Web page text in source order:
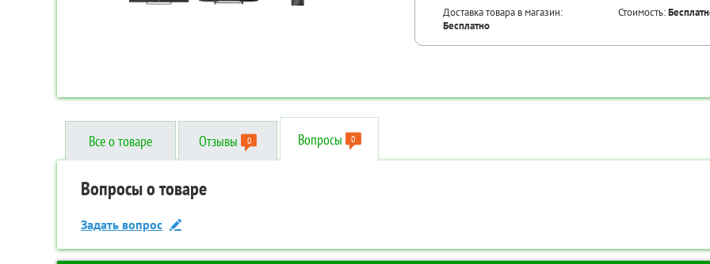
Доставка товара в магазин:
Бесплатно
Стоимость:
Все о товаре Отзывы 0 Вопросы 0
Технические характеристики
Дополнительные
Отзывы о товаре
Написать отзыв
Вопросы о товаре
Задать вопрос